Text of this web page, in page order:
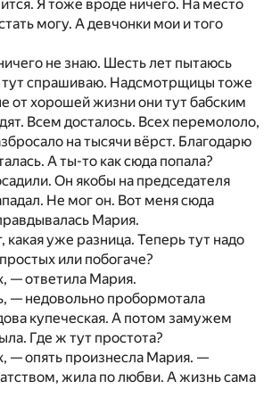
Я тоже вроде ничего. На место
могу. А девчонки мои и того
не знаю. Шесть лет пытаюсь
тут спрашиваю. Надсмотрщицы тоже
от хорошей жизни они тут бабским
Всем досталось. Всех перемололо,
на тысячи вёрст. Благодарю
А ты-то как сюда попала?
Он якобы на председателя
Не мог он. Вот меня сюда
Мария.
какая уже разница. Теперь тут надо
или побогаче?
— ответила Мария.
— недовольно пробормотала
купеческая. А потом замужем
Где ж тут простота?
— опять произнесла Мария. —
жила по любви. А жизнь сама